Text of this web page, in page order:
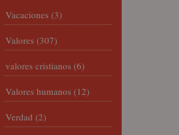
Vacaciones (3)
Valores (307)
valores cristianos (6)
Valores humanos (12)
Verdad (2)